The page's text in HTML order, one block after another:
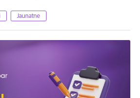
Jaunatne